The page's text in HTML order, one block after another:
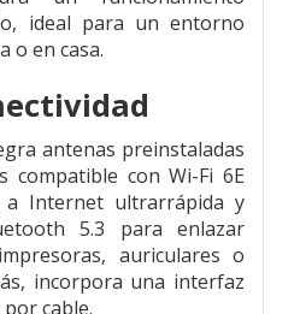
ideal para un entorno
o en casa.
antenas preinstaladas
compatible con Wi-Fi 6E
a Internet ultrarrápida y
5.3 para enlazar
auriculares o
incorpora una interfaz
cable.